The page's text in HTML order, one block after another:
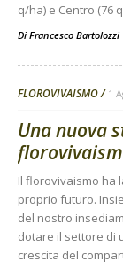
q/ha) e Centro (76
Di Francesco Bartolozzi
FLOROVIVAISMO 1
Una nuova
Il florovivaismo ha
proprio futuro.
del nostro
dotare il settore di
crescita del